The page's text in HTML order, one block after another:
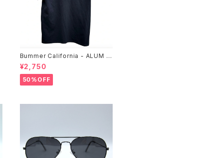
Bummer California - ALUM T
-SHIRT,black
¥2,750
50%OFF